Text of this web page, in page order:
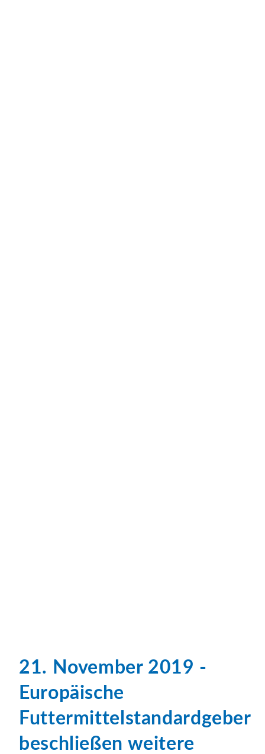
21. November 2019 -
Europäische
Futtermittelstandardgeber
beschließen weitere